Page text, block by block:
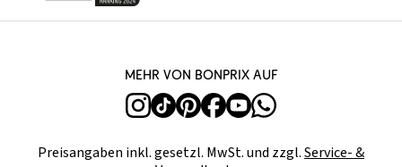
Mehr von bonprix auf
Preisangaben inkl. gesetzl. MwSt. und zzgl.Service- &